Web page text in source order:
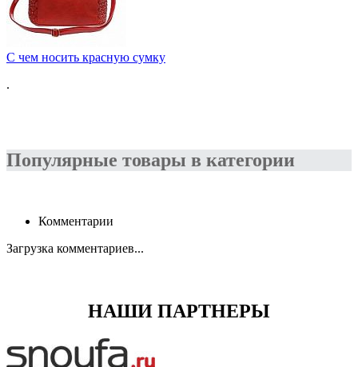
C чем носить красную сумку
.
Популярные товары в категории
Комментарии
Загрузка комментариев...
НАШИ ПАРТНЕРЫ